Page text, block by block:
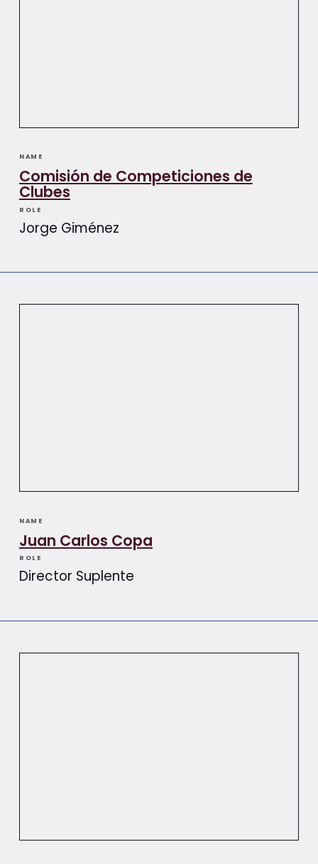
NAME
Comisión de Competiciones de
Clubes
ROLE
Jorge Giménez
NAME
Juan Carlos Copa
ROLE
Director Suplente